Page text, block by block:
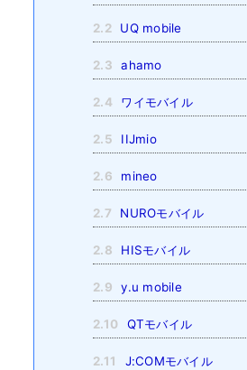
2.2 UQ mobile
2.3 ahamo
2.4 ワイモバイル
2.5 IIJmio
2.6 mineo
2.7 NUROモバイル
2.8 HISモバイル
2.9 y.u mobile
2.10 QTモバイル
2.11 J:COMモバイル